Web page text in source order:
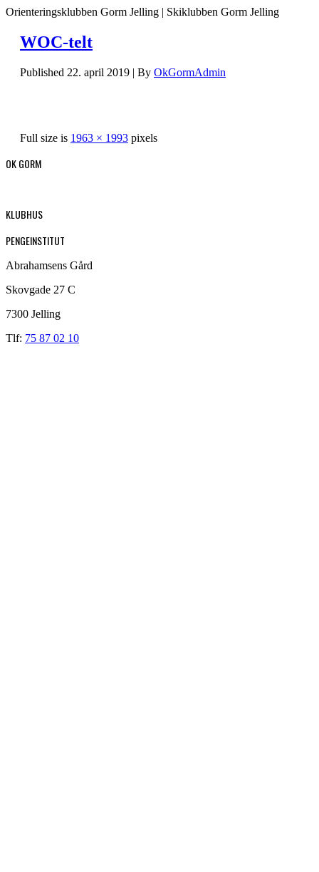
Orienteringsklubben Gorm Jelling | Skiklubben Gorm Jelling
WOC-telt
Published 22. april 2019 | By OkGormAdmin
Full size is 1963 × 1993 pixels
OK GORM
KLUBHUS
PENGEINSTITUT
Abrahamsens Gård
Skovgade 27 C
7300 Jelling
Tlf: 75 87 02 10